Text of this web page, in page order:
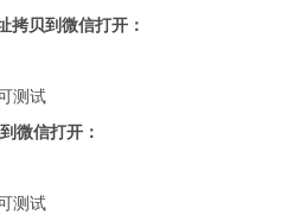
拷贝到微信打开：
测试
微信打开：
测试